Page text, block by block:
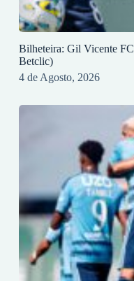
Bilheteira: Gil Vicente
Betclic)
4 de Agosto, 2026